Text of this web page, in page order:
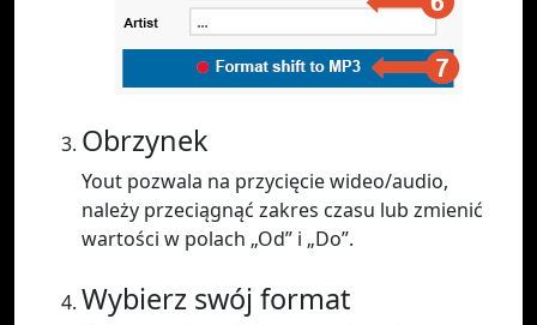
Obrzynek
Yout pozwala na przycięcie wideo/audio,
należy przeciągnąć zakres czasu lub zmienić
wartości w polach „Od” i „Do”.
Wybierz swój format